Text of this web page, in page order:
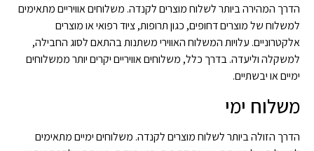
הדרך המהירה ביותר לשלוח מוצרים לקנדה. משלוחים אוויריים מתאימים
למשלוח של מוצרים דחופים, כגון תרופות, ציוד רפואי או מוצרים
אלקטרוניים. עלויות המשלוח האווירי משתנות בהתאם לסוג החבילה,
למשקלה וליעדה. בדרך כלל, משלוחים אוויריים יקרים יותר ממשלוחים
ימיים או יבשתיים.
משלוח ימי
הדרך הזולה ביותר לשלוח מוצרים לקנדה. משלוחים ימיים מתאימים